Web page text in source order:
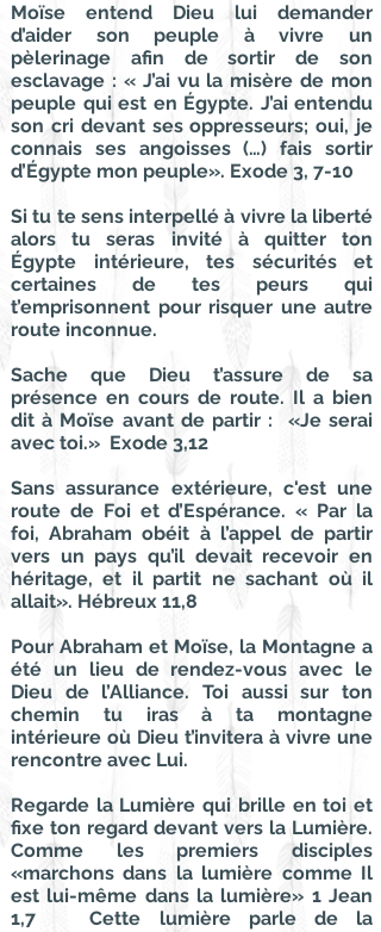
Moïse entend Dieu lui demander
d’aider son peuple à vivre un
pèlerinage afin de sortir de son
esclavage : « J’ai vu la misère de mon
peuple qui est en Égypte. J’ai entendu
son cri devant ses oppresseurs; oui, je
connais ses angoisses (…) fais sortir
d’Égypte mon peuple». Exode 3, 7-10
Si tu te sens interpellé à vivre la liberté
alors tu seras invité à quitter ton
Égypte intérieure, tes sécurités et
certaines de tes peurs qui
t’emprisonnent pour risquer une autre
route inconnue.
Sache que Dieu t’assure de sa
présence en cours de route. Il a bien
dit à Moïse avant de partir : «Je serai
avec toi.» Exode 3,12
Sans assurance extérieure, c'est une
route de Foi et d’Espérance. « Par la
foi, Abraham obéit à l’appel de partir
vers un pays qu’il devait recevoir en
héritage, et il partit ne sachant où il
allait». Hébreux 11,8
Pour Abraham et Moïse, la Montagne a
été un lieu de rendez-vous avec le
Dieu de l’Alliance. Toi aussi sur ton
chemin tu iras à ta montagne
intérieure où Dieu t’invitera à vivre une
rencontre avec Lui.
Regarde la Lumière qui brille en toi et
fixe ton regard devant vers la Lumière.
Comme les premiers disciples
«marchons dans la lumière comme Il
est lui-même dans la lumière» 1 Jean
1,7 Cette lumière parle de la